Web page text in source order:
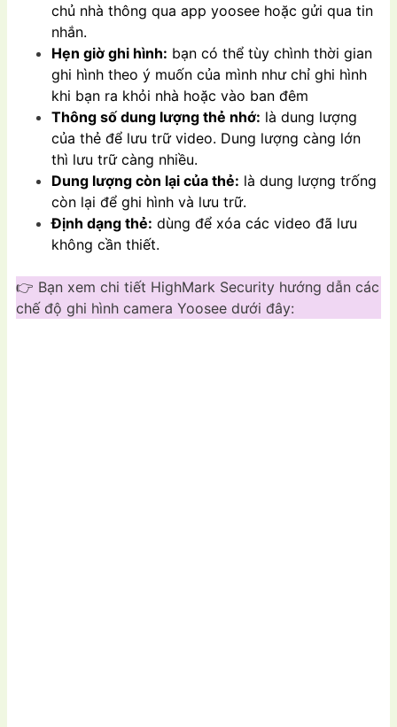
chủ nhà thông qua app yoosee hoặc gửi qua tin
nhắn.
Hẹn giờ ghi hình: bạn có thể tùy chình thời gian
ghi hình theo ý muốn của mình như chỉ ghi hình
khi bạn ra khỏi nhà hoặc vào ban đêm
Thông số dung lượng thẻ nhớ: là dung lượng
của thẻ để lưu trữ video. Dung lượng càng lớn
thì lưu trữ càng nhiều.
Dung lượng còn lại của thẻ: là dung lượng trống
còn lại để ghi hình và lưu trữ.
Định dạng thẻ: dùng để xóa các video đã lưu
không cần thiết.
👉 Bạn xem chi tiết HighMark Security hướng dẫn các
chế độ ghi hình camera Yoosee dưới đây: